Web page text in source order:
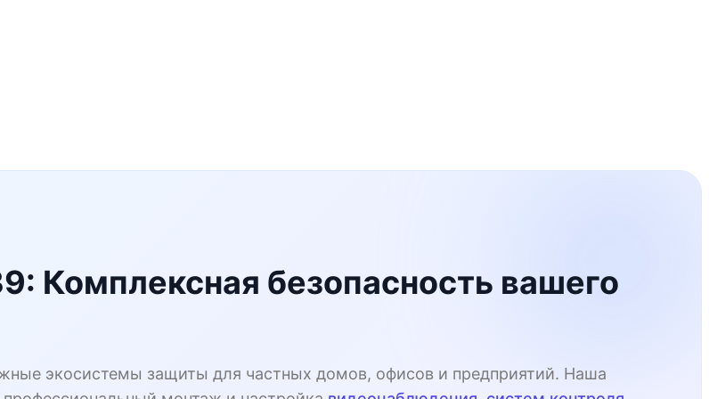
Комплексная безопасность вашего
экосистемы защиты для частных домов, офисов и предприятий. Наша